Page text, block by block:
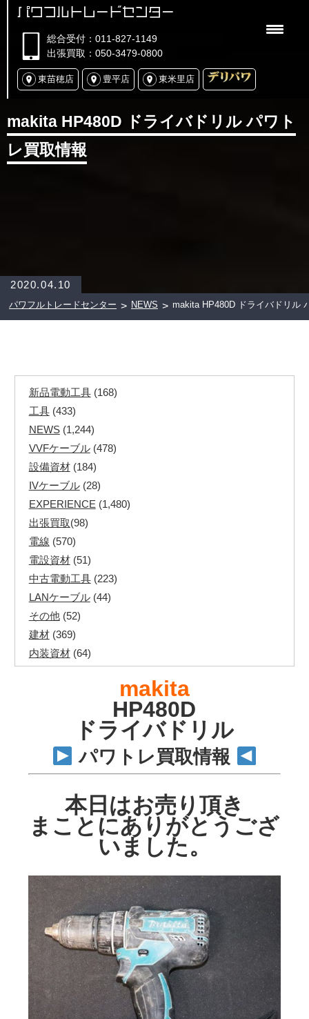
パワフルトレードセンター
総合受付：011-827-1149
出張買取：050-3479-0800
東苗穂店 豊平店 東米里店
makita HP480D ドライバドリル パワト
レ買取情報
2020.04.10
パワフルトレードセンター > NEWS > makita HP480D ドライバドリル
新品電動工具(168)
工具(433)
NEWS(1,244)
VVFケーブル(478)
設備資材(184)
IVケーブル(28)
EXPERIENCE (1,480)
出張買取(98)
電線 (570)
電設資材(51)
中古電動工具(223)
LANケーブル(44)
その他(52)
建材(369)
内装資材(64)
(40)
その他建築資材
(113)
半端電線(40)
CVTケーブル (8)
CVケーブル(25)
VCTFケーブル (12)
(11)
エコケーブル(3)
makita
HP480D
ドライバドリル
パワトレ買取情報
本日はお売り頂き
まことにありがとうござ
いました。